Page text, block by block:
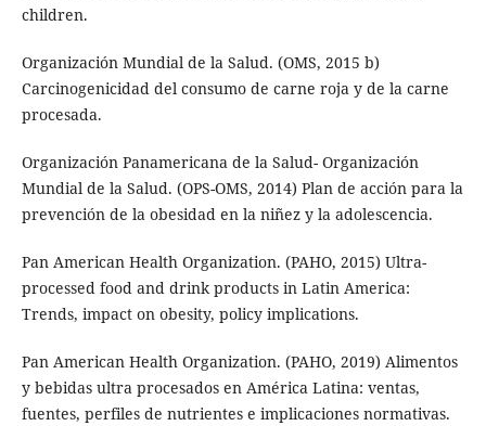
children.
Organización Mundial de la Salud. (OMS, 2015 b)
Carcinogenicidad del consumo de carne roja y de la carne
procesada.
Organización Panamericana de la Salud- Organización
Mundial de la Salud. (OPS-OMS, 2014) Plan de acción para la
prevención de la obesidad en la niñez y la adolescencia.
Pan American Health Organization. (PAHO, 2015) Ultra-
processed food and drink products in Latin America:
Trends, impact on obesity, policy implications.
Pan American Health Organization. (PAHO, 2019) Alimentos
y bebidas ultra procesados en América Latina: ventas,
fuentes, perfiles de nutrientes e implicaciones normativas.